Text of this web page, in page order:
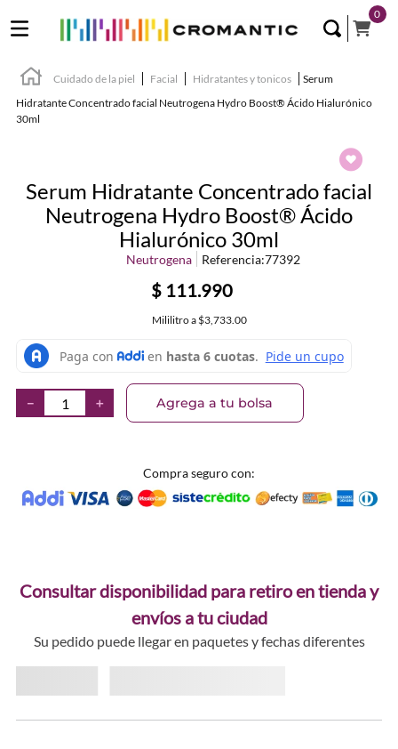
0
Cuidado de la piel Facial Hidratantes y tonicos
Serum
Hidratante Concentrado facial Neutrogena Hydro Boost® Ácido Hialurónico
30ml
Serum Hidratante Concentrado facial
Neutrogena Hydro Boost® Ácido
Hialurónico 30ml
Neutrogena Referencia:77392
$ 111.990
Mililitroa $3,733.00
＋
－ Agrega a tu bolsa
Compra seguro con:
Consultar disponibilidad para retiro en tienda y
envíos a tu ciudad
Su pedido puede llegar en paquetes y fechas diferentes